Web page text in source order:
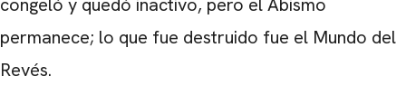
congeló y quedó inactivo, pero el Abismo
permanece; lo que fue destruido fue el Mundo del
Revés.